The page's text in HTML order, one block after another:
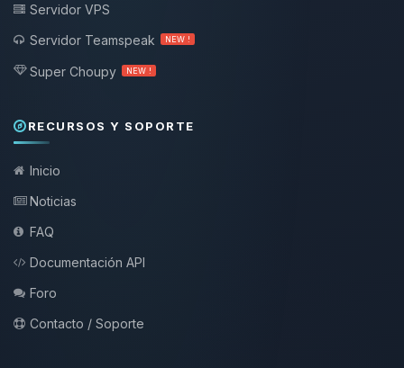
Servidor VPS
Servidor Teamspeak
NEW !
Super Choupy NEW !
RECURSOS Y SOPORTE
Inicio
Noticias
FAQ
Documentación API
Foro
Contacto / Soporte